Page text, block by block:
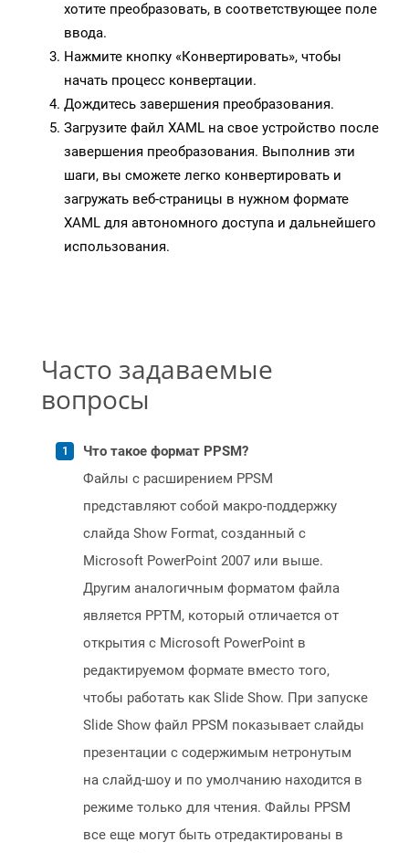
хотите преобразовать, в соответствующее поле
ввода.
Нажмите кнопку «Конвертировать», чтобы
начать процесс конвертации.
Дождитесь завершения преобразования.
Загрузите файл XAML на свое устройство после
завершения преобразования. Выполнив эти
шаги, вы сможете легко конвертировать и
загружать веб-страницы в нужном формате
XAML для автономного доступа и дальнейшего
использования.
Часто задаваемые
вопросы
Что такое формат PPSM?
Файлы с расширением PPSM
представляют собой макро-поддержку
слайда Show Format, созданный с
Microsoft PowerPoint 2007 или выше.
Другим аналогичным форматом файла
является PPTM, который отличается от
открытия с Microsoft PowerPoint в
редактируемом формате вместо того,
чтобы работать как Slide Show. При запуске
Slide Show файл PPSM показывает слайды
презентации с содержимым нетронутым
на слайд-шоу и по умолчанию находится в
режиме только для чтения. Файлы PPSM
все еще могут быть отредактированы в